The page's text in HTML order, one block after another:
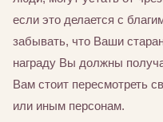
если это делается с
забывать, что Ваши
награду Вы должны
Вам стоит пересмотреть
или иным персонам.